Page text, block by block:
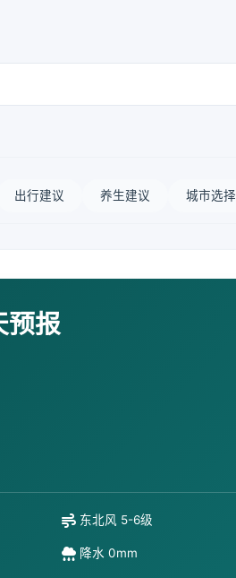
出行建议 养生建议 城市选择
预报
东北风 5-6级
降水 0mm